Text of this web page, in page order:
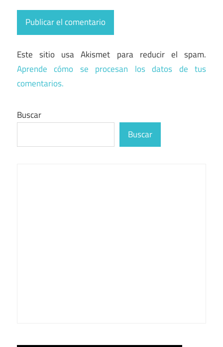
Este sitio usa Akismet para reducir el spam.
Aprende cómo se procesan los datos de tus
comentarios.
Buscar
Buscar